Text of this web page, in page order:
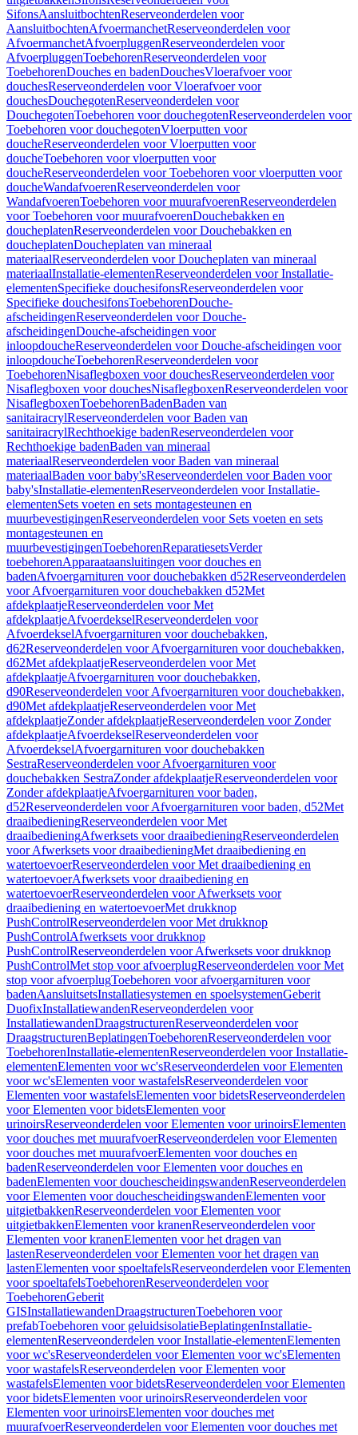
SifonsAansluitbochtenReserveonderdelen voor
AansluitbochtenAfvoermanchetReserveonderdelen voor
AfvoermanchetAfvoerpluggenReserveonderdelen voor
AfvoerpluggenToebehorenReserveonderdelen voor
ToebehorenDouches en badenDouchesVloerafvoer voor
douchesReserveonderdelen voor Vloerafvoer voor
douchesDouchegotenReserveonderdelen voor
DouchegotenToebehoren voor douchegotenReserveonderdelen voor
Toebehoren voor douchegotenVloerputten voor
doucheReserveonderdelen voor Vloerputten voor
doucheToebehoren voor vloerputten voor
doucheReserveonderdelen voor Toebehoren voor vloerputten voor
doucheWandafvoerenReserveonderdelen voor
WandafvoerenToebehoren voor muurafvoerenReserveonderdelen
voor Toebehoren voor muurafvoerenDouchebakken en
doucheplatenReserveonderdelen voor Douchebakken en
doucheplatenDoucheplaten van mineraal
materiaalReserveonderdelen voor Doucheplaten van mineraal
materiaalInstallatie-elementenReserveonderdelen voor Installatie-
elementenSpecifieke douchesifonsReserveonderdelen voor
Specifieke douchesifonsToebehorenDouche-
afscheidingenReserveonderdelen voor Douche-
afscheidingenDouche-afscheidingen voor
inloopdoucheReserveonderdelen voor Douche-afscheidingen voor
inloopdoucheToebehorenReserveonderdelen voor
ToebehorenNisaflegboxen voor douchesReserveonderdelen voor
Nisaflegboxen voor douchesNisaflegboxenReserveonderdelen voor
NisaflegboxenToebehorenBadenBaden van
sanitairacrylReserveonderdelen voor Baden van
sanitairacrylRechthoekige badenReserveonderdelen voor
Rechthoekige badenBaden van mineraal
materiaalReserveonderdelen voor Baden van mineraal
materiaalBaden voor baby'sReserveonderdelen voor Baden voor
baby'sInstallatie-elementenReserveonderdelen voor Installatie-
elementenSets voeten en sets montagesteunen en
muurbevestigingenReserveonderdelen voor Sets voeten en sets
montagesteunen en
muurbevestigingenToebehorenReparatiesetsVerder
toebehorenApparaataansluitingen voor douches en
badenAfvoergarnituren voor douchebakken d52Reserveonderdelen
voor Afvoergarnituren voor douchebakken d52Met
afdekplaatjeReserveonderdelen voor Met
afdekplaatjeAfvoerdekselReserveonderdelen voor
AfvoerdekselAfvoergarnituren voor douchebakken,
d62Reserveonderdelen voor Afvoergarnituren voor douchebakken,
d62Met afdekplaatjeReserveonderdelen voor Met
afdekplaatjeAfvoergarnituren voor douchebakken,
d90Reserveonderdelen voor Afvoergarnituren voor douchebakken,
d90Met afdekplaatjeReserveonderdelen voor Met
afdekplaatjeZonder afdekplaatjeReserveonderdelen voor Zonder
afdekplaatjeAfvoerdekselReserveonderdelen voor
AfvoerdekselAfvoergarnituren voor douchebakken
SestraReserveonderdelen voor Afvoergarnituren voor
douchebakken SestraZonder afdekplaatjeReserveonderdelen voor
Zonder afdekplaatjeAfvoergarnituren voor baden,
d52Reserveonderdelen voor Afvoergarnituren voor baden, d52Met
draaibedieningReserveonderdelen voor Met
draaibedieningAfwerksets voor draaibedieningReserveonderdelen
voor Afwerksets voor draaibedieningMet draaibediening en
watertoevoerReserveonderdelen voor Met draaibediening en
watertoevoerAfwerksets voor draaibediening en
watertoevoerReserveonderdelen voor Afwerksets voor
draaibediening en watertoevoerMet drukknop
PushControlReserveonderdelen voor Met drukknop
PushControlAfwerksets voor drukknop
PushControlReserveonderdelen voor Afwerksets voor drukknop
PushControlMet stop voor afvoerplugReserveonderdelen voor Met
stop voor afvoerplugToebehoren voor afvoergarnituren voor
badenAansluitsetsInstallatiesystemen en spoelsystemenGeberit
DuofixInstallatiewandenReserveonderdelen voor
InstallatiewandenDraagstructurenReserveonderdelen voor
DraagstructurenBeplatingenToebehorenReserveonderdelen voor
ToebehorenInstallatie-elementenReserveonderdelen voor Installatie-
elementenElementen voor wc'sReserveonderdelen voor Elementen
voor wc'sElementen voor wastafelsReserveonderdelen voor
Elementen voor wastafelsElementen voor bidetsReserveonderdelen
voor Elementen voor bidetsElementen voor
urinoirsReserveonderdelen voor Elementen voor urinoirsElementen
voor douches met muurafvoerReserveonderdelen voor Elementen
voor douches met muurafvoerElementen voor douches en
badenReserveonderdelen voor Elementen voor douches en
badenElementen voor douchescheidingswandenReserveonderdelen
voor Elementen voor douchescheidingswandenElementen voor
uitgietbakkenReserveonderdelen voor Elementen voor
uitgietbakkenElementen voor kranenReserveonderdelen voor
Elementen voor kranenElementen voor het dragen van
lastenReserveonderdelen voor Elementen voor het dragen van
lastenElementen voor spoeltafelsReserveonderdelen voor Elementen
voor spoeltafelsToebehorenReserveonderdelen voor
ToebehorenGeberit
GISInstallatiewandenDraagstructurenToebehoren voor
prefabToebehoren voor geluidsisolatieBeplatingenInstallatie-
elementenReserveonderdelen voor Installatie-elementenElementen
voor wc'sReserveonderdelen voor Elementen voor wc'sElementen
voor wastafelsReserveonderdelen voor Elementen voor
wastafelsElementen voor bidetsReserveonderdelen voor Elementen
voor bidetsElementen voor urinoirsReserveonderdelen voor
Elementen voor urinoirsElementen voor douches met
muurafvoerReserveonderdelen voor Elementen voor douches met